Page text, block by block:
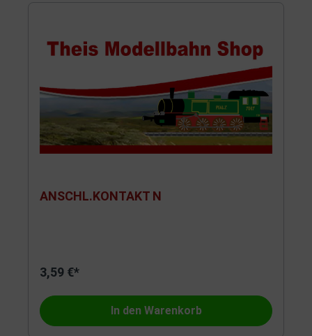
ANSCHL.KONTAKT N
3,59 €*
In den Warenkorb